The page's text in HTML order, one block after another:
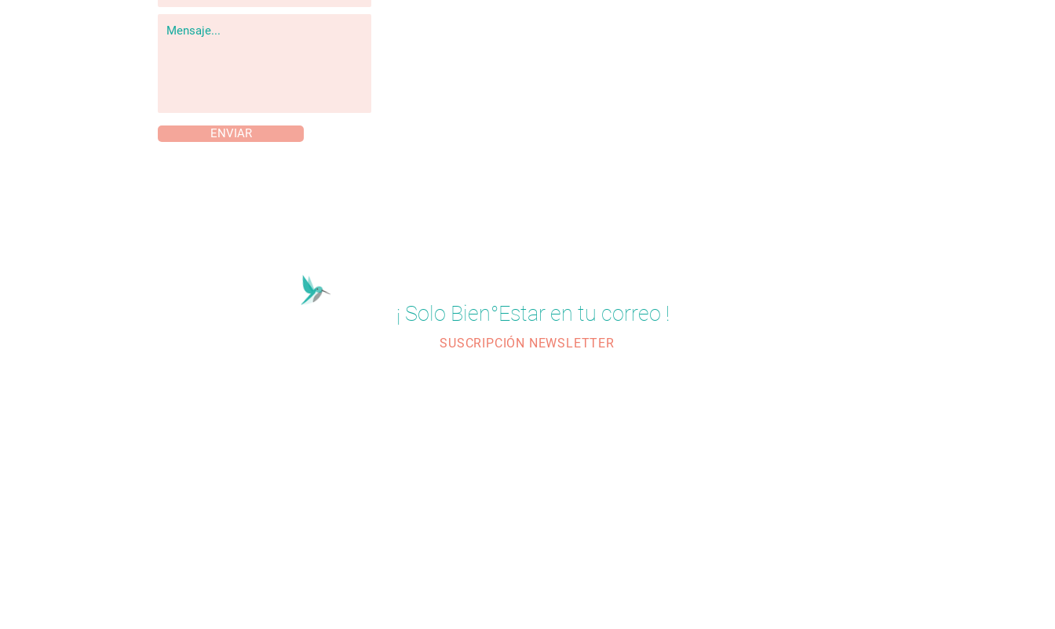
ENVIAR
¡ Solo Bien°Estar en tu correo !
SUSCRIPCIÓN NEWSLETTER